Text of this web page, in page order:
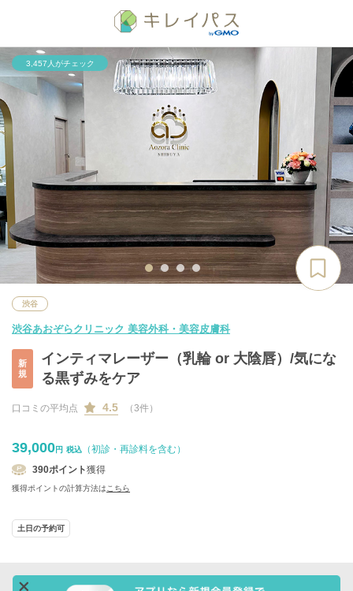
3,457人がチェック
渋谷
渋谷あおぞらクリニック 美容外科・美容皮膚科
新
規
インティマレーザー（乳輪 or 大陰唇）/気にな
る黒ずみをケア
口コミの平均点 4.5 （3件）
39,000円 税込
（初診・再診料を含む）
390ポイント獲得
獲得ポイントの計算方法はこちら
土日の予約可